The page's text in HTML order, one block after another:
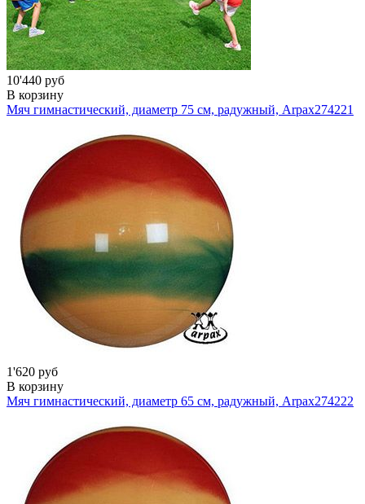
10'440 руб
В корзину
Мяч гимнастический, диаметр 75 см, радужный, Arpax274221
1'620 руб
В корзину
Мяч гимнастический, диаметр 65 см, радужный, Arpax274222